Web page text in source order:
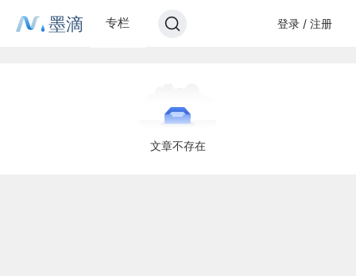
墨滴 专栏 登录 / 注册
文章不存在